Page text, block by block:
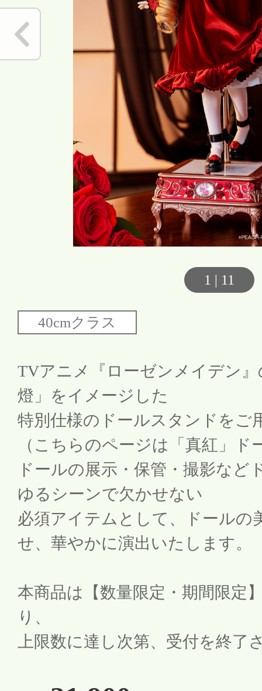
1 | 11
TVアニメ『ローゼンメイデン
燈」をイメージした
特別仕様のドールスタンドをご
（こちらのページは「真紅」
ドールの展示・保管・撮影など
ゆるシーンで欠かせない
必須アイテムとして、ドールの
せ、華やかに演出いたします。
本商品は【数量限定・期間限定
り、
上限数に達し次第、受付を終了